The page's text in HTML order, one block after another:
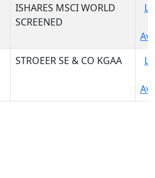
ISHARES MSCI WORLD
SCREENED
STROEER SE & CO KGAA